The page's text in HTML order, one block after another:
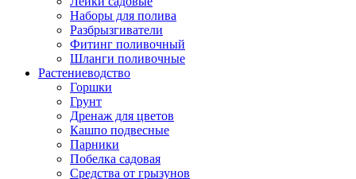
Наборы для полива
Разбрызгиватели
Фитинг поливочный
Шланги поливочные
Растениеводство
Горшки
Грунт
Дренаж для цветов
Кашпо подвесные
Парники
Побелка садовая
Средства от грызунов